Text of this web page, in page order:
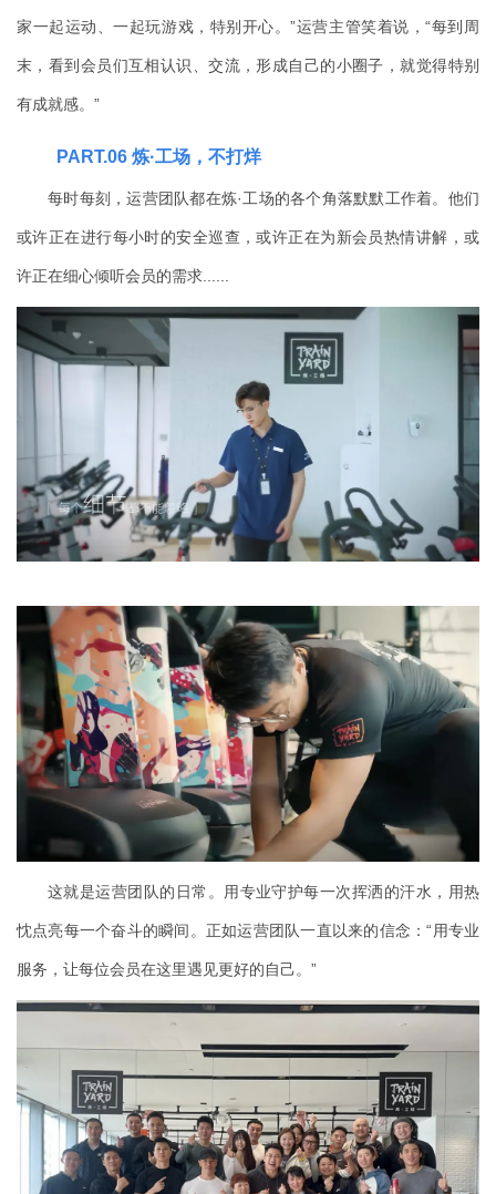
家一起运动、一起玩游戏，特别开心。”运营主管笑着说，“每到周
末，看到会员们互相认识、交流，形成自己的小圈子，就觉得特别
有成就感。”
PART.06 炼·工场，不打烊
每时每刻，运营团队都在炼·工场的各个角落默默工作着。他们
或许正在进行每小时的安全巡查，或许正在为新会员热情讲解，或
许正在细心倾听会员的需求......
这就是运营团队的日常。用专业守护每一次挥洒的汗水，用热
忱点亮每一个奋斗的瞬间。正如运营团队一直以来的信念：“用专业
服务，让每位会员在这里遇见更好的自己。”